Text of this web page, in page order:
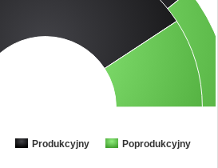
Produkcyjny Poprodukcyjny